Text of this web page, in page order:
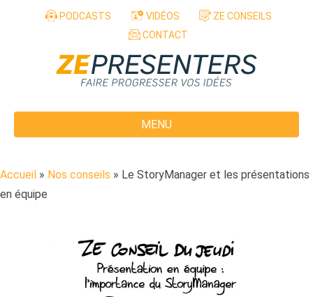
Aller au contenu
PODCASTS VIDÉOS
ZE CONSEILS
CONTACT
MENU
Accueil » Nos conseils » Le StoryManager et les présentations
en équipe